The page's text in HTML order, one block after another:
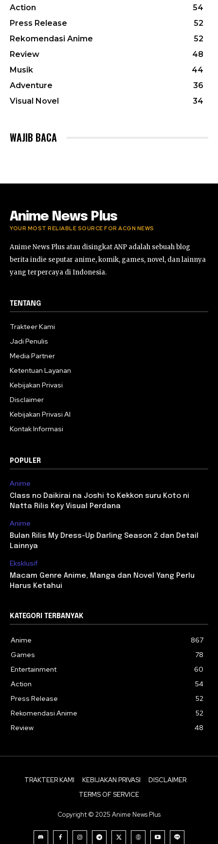
Action
54
Press Release
52
Rekomendasi Anime
52
Review
48
Musik
44
Adventure
36
Visual Novel
34
WAJIB BACA
Anime News Plus
YOUR MOST RELIABLE SOURCE FOR ACGN NEWS
Anime News Plus atau disingkat ANP adalah sebuah blog
berita indie seputar anime, komik, games, novel, dan lainnya
yang terpercaya di Indonesia.
TENTANG
Trakteer Kami
Jadi Penulis
Media Partner
Ketentuan Layanan
Kebijakan Privasi
Disclaimer
Kebijakan Privasi AI
Kontak Informasi
POPULER
Anime
Class no Daikirai na Joshi to Kekkon suru Koto ni
Natta Rilis Key Visual Perdana
Anime
Bulan Rilis My Dress-Up Darling Season 2 dan Detail
Lainnya
Eksklusif
Macam Genre Anime, Manga dan Novel Yang Perlu
Harus Ketahui
KATEGORI TERBANYAK
Anime
867
Games
78
Entertainment
60
Action
54
Press Release
52
Rekomendasi Anime
52
Review
48
TRAKTEER KAMI KEBIJAKAN PRIVASI
DISCLAIMER
TERMS OF SERVICE
Copyright © 2025 Anime News Plus